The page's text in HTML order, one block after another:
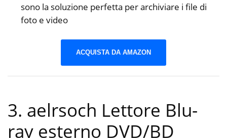
sono la soluzione perfetta per archiviare i file di
foto e video
ACQUISTA DA AMAZON
3. aelrsoch Lettore Blu-
ray esterno DVD/BD